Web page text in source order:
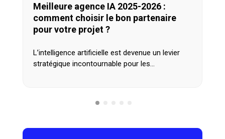
Meilleure agence IA 2025-2026 :
comment choisir le bon partenaire
pour votre projet ?
L’intelligence artificielle est devenue un levier
stratégique incontournable pour les…